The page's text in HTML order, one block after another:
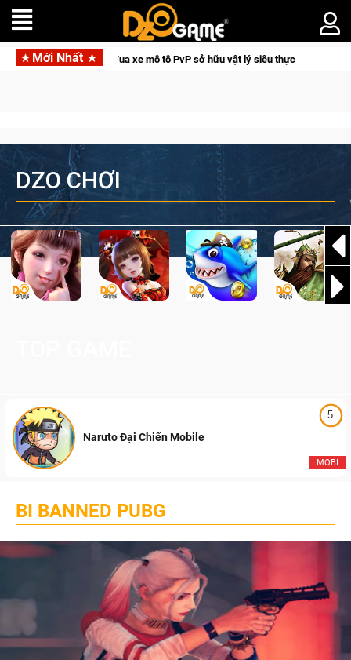
Mới Nhất
– Game đua xe mô tô PvP sở hữu vật lý siêu thực
DZO CHƠI
5
MOBI
Naruto Đại Chiến Mobile
BI BANNED PUBG